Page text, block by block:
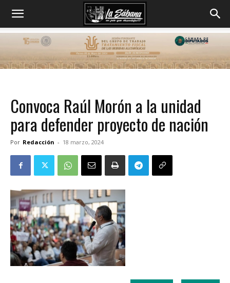
Convoca Raúl Morón a la unidad
para defender proyecto de nación
Por Redacción - 18 marzo, 2024